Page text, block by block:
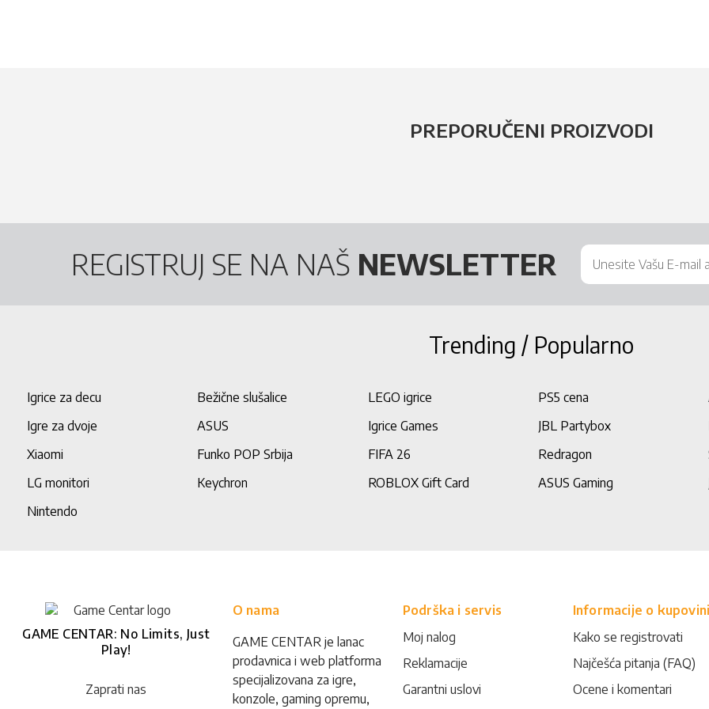
PREPORUČENI PROIZVODI
REGISTRUJ SE NA NAŠ NEWSLETTER
Trending / Popularno
Igrice za decu Bežične slušalice LEGO igrice PS5 cena
Igre za dvoje
ASUS Igrice Games JBL Partybox
Xiaomi
Funko POP Srbija FIFA 26 Redragon
LG monitori
Keychron ROBLOX Gift Card ASUS Gaming
Nintendo
GAME CENTAR: No Limits, Just
Play!
Zaprati nas
O nama
GAME CENTAR je lanac
prodavnica i web platforma
specijalizovana za igre,
konzole, gaming opremu,
Podrška i servis
Moj nalog
Reklamacije
Garantni uslovi
Informacije o kupovini
Kako se registrovati
Najčešća pitanja (FAQ)
Ocene i komentari